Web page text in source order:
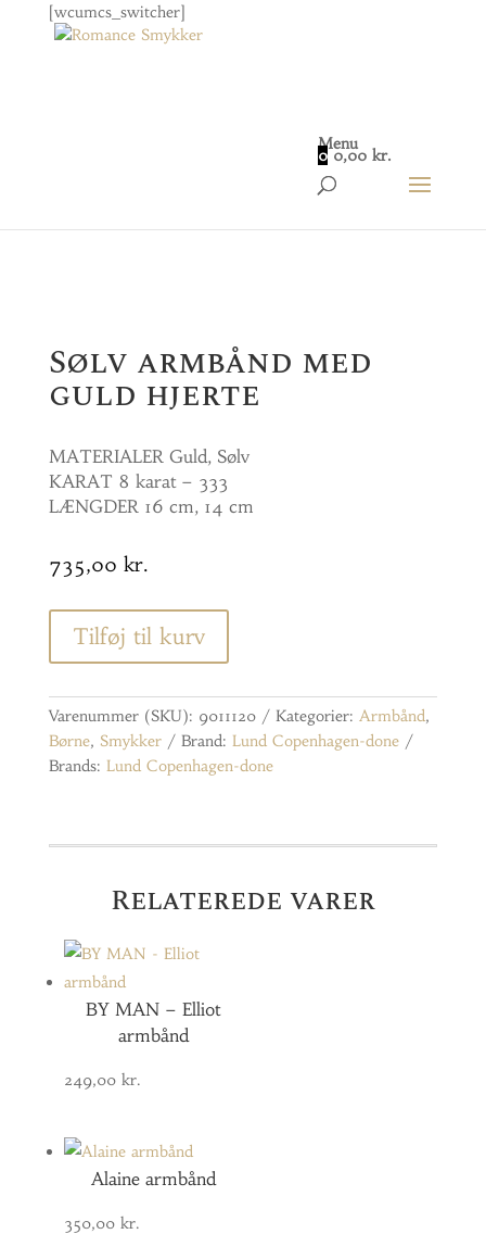
[wcumcs_switcher]
Menu
0 0,00kr.
/ Sølv armbånd med guld
Sølv armbånd med
guld hjerte
MATERIALER Guld, Sølv
KARAT 8 karat – 333
LÆNGDER 16 cm, 14 cm
735,00 kr.
Tilføj til kurv
Varenummer (SKU): 9011120 Kategorier: Armbånd,
Børne, Smykker Brand: Lund Copenhagen-done
Brands: Lund Copenhagen-done
Relaterede varer
BY MAN – Elliot
armbånd
249,00 kr.
Alaine armbånd
350,00 kr.